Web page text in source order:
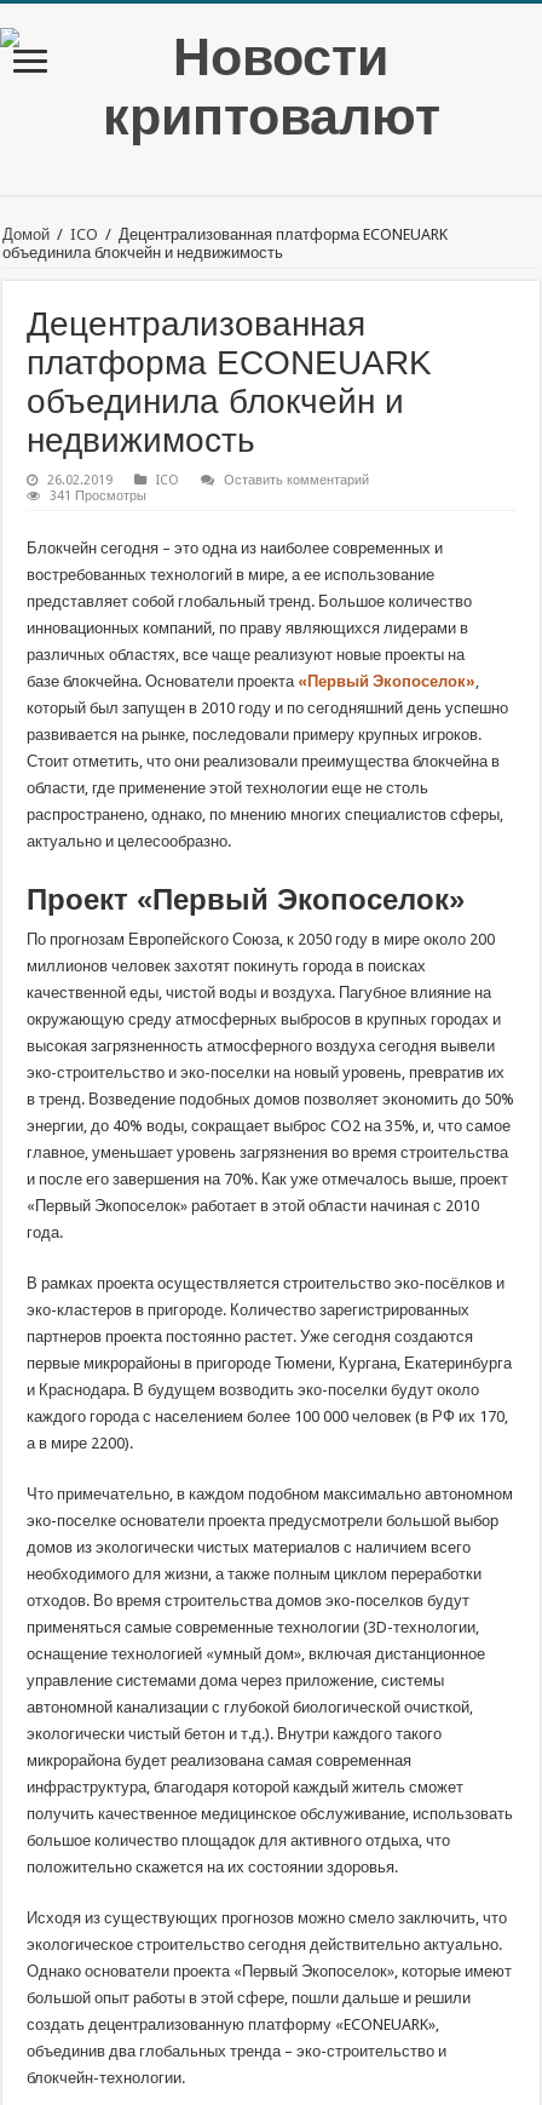
Домой / ICO / Децентрализованная платформа ECONEUARK
объединила блокчейн и недвижимость
Децентрализованная
платформа ECONEUARK
объединила блокчейн и
недвижимость
26.02.2019 ICO
Оставить комментарий
341 Просмотры
Блокчейн сегодня – это одна из наиболее современных и
востребованных технологий в мире, а ее использование
представляет собой глобальный тренд. Большое количество
инновационных компаний, по праву являющихся лидерами в
различных областях, все чаще реализуют новые проекты на
базе блокчейна. Основатели проекта «Первый Экопоселок»,
который был запущен в 2010 году и по сегодняшний день успешно
развивается на рынке, последовали примеру крупных игроков.
Стоит отметить, что они реализовали преимущества блокчейна в
области, где применение этой технологии еще не столь
распространено, однако, по мнению многих специалистов сферы,
актуально и целесообразно.
Проект «Первый Экопоселок»
По прогнозам Европейского Союза, к 2050 году в мире около 200
миллионов человек захотят покинуть города в поисках
качественной еды, чистой воды и воздуха. Пагубное влияние на
окружающую среду атмосферных выбросов в крупных городах и
высокая загрязненность атмосферного воздуха сегодня вывели
эко-строительство и эко-поселки на новый уровень, превратив их
в тренд. Возведение подобных домов позволяет экономить до 50%
энергии, до 40% воды, сокращает выброс CO2 на 35%, и, что самое
главное, уменьшает уровень загрязнения во время строительства
и после его завершения на 70%. Как уже отмечалось выше, проект
«Первый Экопоселок» работает в этой области начиная с 2010
года.
В рамках проекта осуществляется строительство эко-посёлков и
эко-кластеров в пригороде. Количество зарегистрированных
партнеров проекта постоянно растет. Уже сегодня создаются
первые микрорайоны в пригороде Тюмени, Кургана, Екатеринбурга
и Краснодара. В будущем возводить эко-поселки будут около
каждого города с населением более 100 000 человек (в РФ их 170,
а в мире 2200).
Что примечательно, в каждом подобном максимально автономном
эко-поселке основатели проекта предусмотрели большой выбор
домов из экологически чистых материалов с наличием всего
необходимого для жизни, а также полным циклом переработки
отходов. Во время строительства домов эко-поселков будут
применяться самые современные технологии (3D-технологии,
оснащение технологией «умный дом», включая дистанционное
управление системами дома через приложение, системы
автономной канализации с глубокой биологической очисткой,
экологически чистый бетон и т.д.). Внутри каждого такого
микрорайона будет реализована самая современная
инфраструктура, благодаря которой каждый житель сможет
получить качественное медицинское обслуживание, использовать
большое количество площадок для активного отдыха, что
положительно скажется на их состоянии здоровья.
Исходя из существующих прогнозов можно смело заключить, что
экологическое строительство сегодня действительно актуально.
Однако основатели проекта «Первый Экопоселок», которые имеют
большой опыт работы в этой сфере, пошли дальше и решили
создать децентрализованную платформу «ECONEUARK»,
объединив два глобальных тренда – эко-строительство и
блокчейн-технологии.